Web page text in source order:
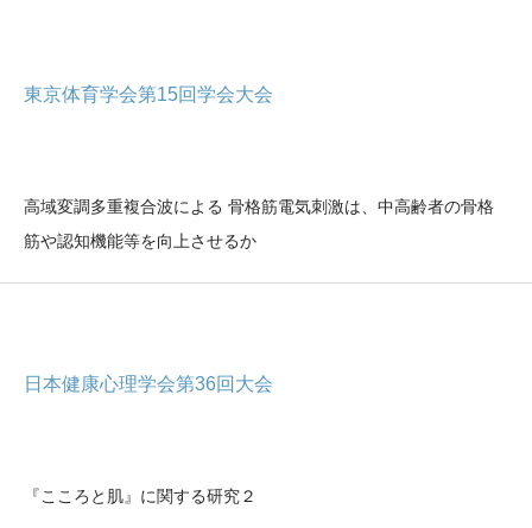
東京体育学会第15回学会大会
高域変調多重複合波による 骨格筋電気刺激は、中高齢者の骨格
筋や認知機能等を向上させるか
日本健康心理学会第36回大会
『こころと肌』に関する研究２